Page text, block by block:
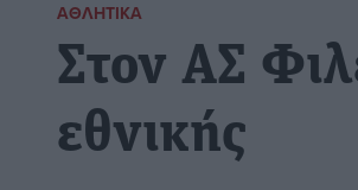
ΑΘΛΗΤΙΚΆ
Στον ΑΣ
εθνικής